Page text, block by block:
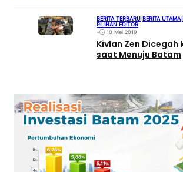
BERITA TERBARU BERITA UTAMA
PILIHAN EDITOR
•
10 Mei 2019
Kivlan Zen Dicegah
saat Menuju Batam